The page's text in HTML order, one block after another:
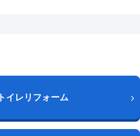
トイレリフォーム